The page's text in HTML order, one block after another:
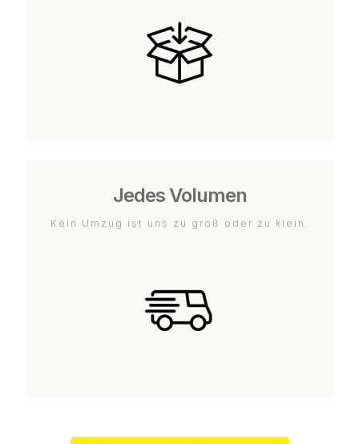
Jedes Volumen
Kein Umzug ist uns zu groß oder zu klein.